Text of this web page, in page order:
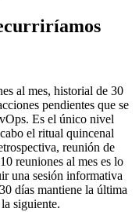
al mes, historial de 30
pendientes que se
Es el único nivel
el ritual quincenal
reunión de
reuniones al mes es lo
una sesión informativa
días mantiene la última
siguiente.